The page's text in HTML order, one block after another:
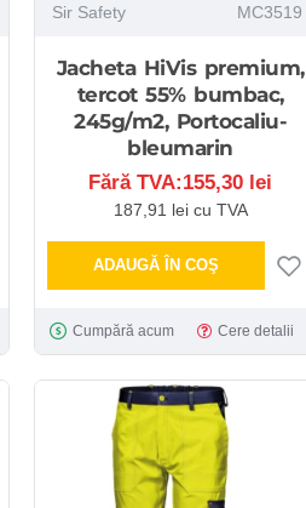
Sir Safety MC3519
Jacheta HiVis premium,
tercot 55% bumbac,
245g/m2, Portocaliu-
bleumarin
Fără TVA:155,30 lei
187,91 lei cu TVA
ADAUGĂ ÎN COŞ
Cumpără acum Cere detalii